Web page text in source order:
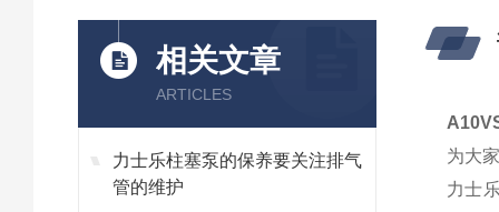
相关文章
ARTICLES
力士乐柱塞泵的保养要关注排气
管的维护
为大
力士